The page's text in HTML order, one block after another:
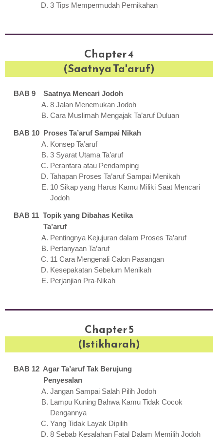
3 Tips Mempermudah Pernikahan
Chapter 4
(Saatnya Ta'aruf)
BAB 9 Saatnya Mencari Jodoh
8 Jalan Menemukan Jodoh
Cara Muslimah Mengajak Ta’aruf Duluan
BAB 10 Proses Ta’aruf Sampai Nikah
Konsep Ta’aruf
3 Syarat Utama Ta’aruf
Perantara atau Pendamping
Tahapan Proses Ta’aruf Sampai Menikah
10 Sikap yang Harus Kamu Miliki Saat Mencari
Jodoh
BAB 11 Topik yang Dibahas Ketika
Ta’aruf
Pentingnya Kejujuran dalam Proses Ta’aruf
Pertanyaan Ta’aruf
11 Cara Mengenali Calon Pasangan
Kesepakatan Sebelum Menikah
Perjanjian Pra-Nikah
Chapter 5
(Istikharah)
BAB 12 Agar Ta’aruf Tak Berujung
Penyesalan
Jangan Sampai Salah Pilih Jodoh
Lampu Kuning Bahwa Kamu Tidak Cocok
Dengannya
Yang Tidak Layak Dipilih
8 Sebab Kesalahan Fatal Dalam Memilih Jodoh